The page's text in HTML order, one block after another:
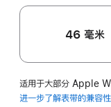
46 毫米
适用于大部分 Apple
进一步了解表带的兼容性